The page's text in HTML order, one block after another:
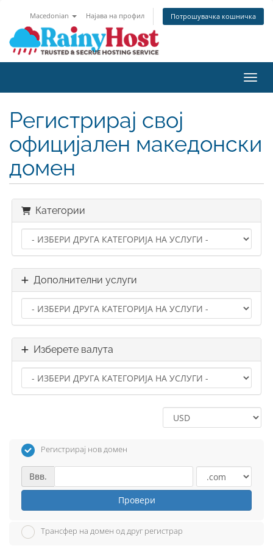
Macedonian Најава на профил Потрошувачка кошничка
Регистрирај свој
официјален македонски
домен
Категории
Дополнителни услуги
Изберете валута
Регистрирај нов домен
Ввв.
Провери
Трансфер на домен од друг регистрар